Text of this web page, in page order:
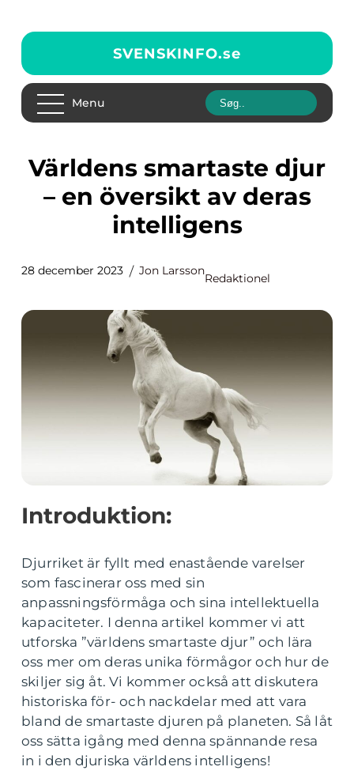
SVENSKINFO.se
Menu
Världens smartaste djur
– en översikt av deras
intelligens
28 december 2023 Jon Larsson
Redaktionel
Introduktion:
Djurriket är fyllt med enastående varelser
som fascinerar oss med sin
anpassningsförmåga och sina intellektuella
kapaciteter. I denna artikel kommer vi att
utforska ”världens smartaste djur” och lära
oss mer om deras unika förmågor och hur de
skiljer sig åt. Vi kommer också att diskutera
historiska för- och nackdelar med att vara
bland de smartaste djuren på planeten. Så låt
oss sätta igång med denna spännande resa
in i den djuriska världens intelligens!